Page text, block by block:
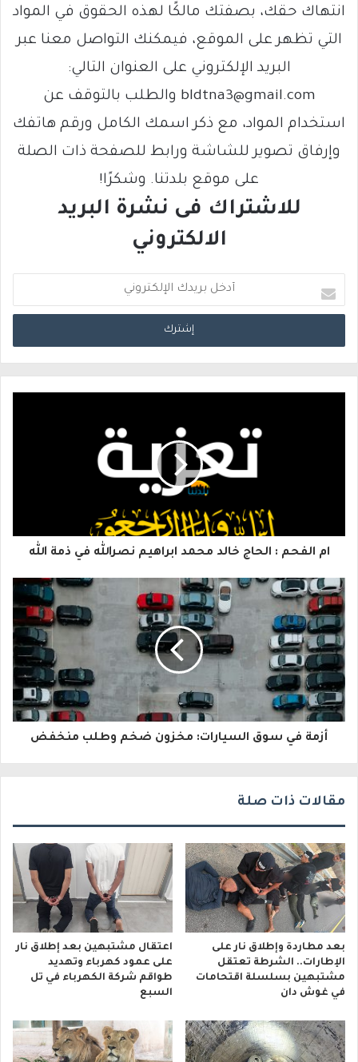
انتهاك حقك، بصفتك مالكًا لهذه الحقوق في المواد
التي تظهر على الموقع، فيمكنك التواصل معنا عبر
البريد الإلكتروني على العنوان التالي:
bldtna3@gmail.com والطلب بالتوقف عن
استخدام المواد، مع ذكر اسمك الكامل ورقم هاتفك
وإرفاق تصوير للشاشة ورابط للصفحة ذات الصلة
على موقع بلدتنا. وشكرًا!
للاشتراك فى نشرة البريد
الالكتروني
د
خ
ا
إ
ل
ك
ت
ر
ن
ام الفحم : الحاج خالد محمد ابراهيم نصرالله في ذمة الله
أزمة في سوق السيارات: مخزون ضخم وطلب منخفض
مقالات ذات صلة
بعد مطاردة وإطلاق نار على
الإطارات.. الشرطة تعتقل
مشتبهين بسلسلة اقتحامات
في غوش دان
اعتقال مشتبهين بعد إطلاق نار
على عمود كهرباء وتهديد
طواقم شركة الكهرباء في تل
السبع